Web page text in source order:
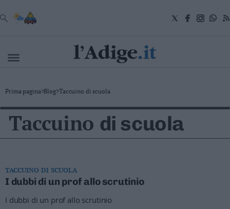
VAI
Attualità
Economia
Cultura
e
Spettacoli
Benessere
Montagna
Sport
Prima pagina>Blog>Taccuino di scuola
Taccuino di scuola
TACCUINO DI SCUOLA
I dubbi di un prof allo scrutinio
I dubbi di un prof allo scrutinio